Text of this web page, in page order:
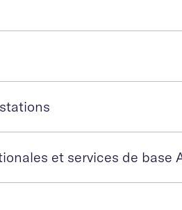
et services de base